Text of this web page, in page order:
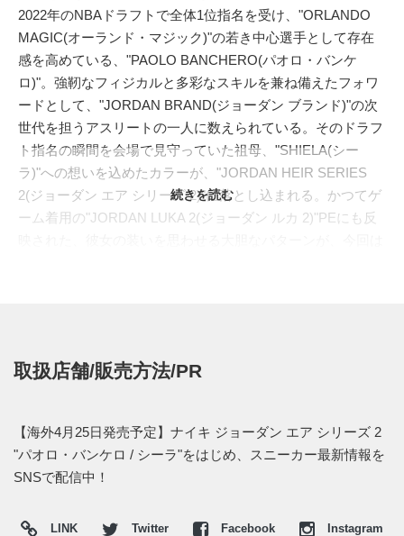
2022年のNBAドラフトで全体1位指名を受け、"ORLANDO
MAGIC(オーランド・マジック)"の若き中心選手として存在
感を高めている、"PAOLO BANCHERO(パオロ・バンケ
ロ)"。強靭なフィジカルと多彩なスキルを兼ね備えたフォワ
ードとして、"JORDAN BRAND(ジョーダン ブランド)"の次
世代を担うアスリートの一人に数えられている。そのドラフ
ト指名の瞬間を会場で見守っていた祖母、"SHIELA(シー
ラ)"への想いを込めたカラーが、"JORDAN HEIR SERIES
2(ジョーダン エア シリーズ 2)"に落とし込まれる。かつてゲ
ーム着用の"JORDAN LUKA 2(ジョーダン ルカ 2)"PEにも反
イプを走らせることで、コート上でも視線を奪う力強いビジ
ンで彩色。カットアウトから覗くパターンが奥行きを生み、
単なる派手さでは終わらないストーリー性を漂わせる。
ライニングには鮮やかなパープルを差し込み、シュータンに
ト。ヒールからアウトソールにかけてはライムグリーンとイ
続きを読む
取扱店舗/販売方法/PR
【海外4月25日発売予定】ナイキ ジョーダン エア シリーズ 2
"パオロ・バンケロ / シーラ"をはじめ、スニーカー最新情報を
SNSで配信中！
LINK Twitter Facebook Instagram